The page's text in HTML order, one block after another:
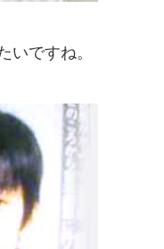
いですね。